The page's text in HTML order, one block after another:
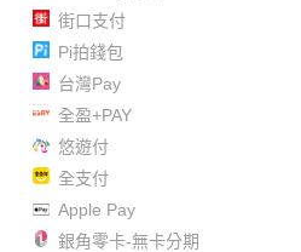
街口支付
Pi拍錢包
台灣Pay
全盈+PAY
悠遊付
全支付
Apple Pay
銀角零卡-無卡分期